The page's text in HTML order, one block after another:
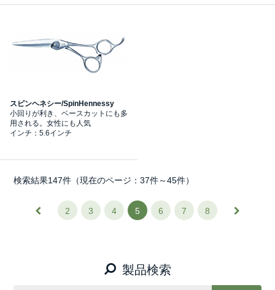
スピンヘネシー/SpinHennessy
小回りが利き、ベースカットにも多
用される。女性にも人気
インチ：5.6インチ
検索結果147件（現在のページ：37件～45件）
2 3 4 5 6 7 8
製品検索